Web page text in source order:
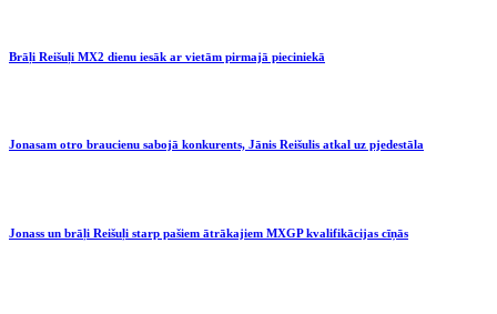
Brāļi Reišuļi MX2 dienu iesāk ar vietām pirmajā pieciniekā
Jonasam otro braucienu sabojā konkurents, Jānis Reišulis atkal uz pjedestāla
Jonass un brāļi Reišuļi starp pašiem ātrākajiem MXGP kvalifikācijas cīņās